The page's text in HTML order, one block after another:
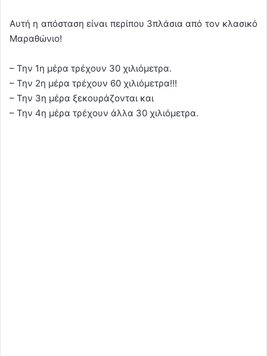
Αυτή η απόσταση είναι περίπου 3πλάσια από τον κλασικό
Μαραθώνιο!
– Την 1η μέρα τρέχουν 30 χιλιόμετρα.
– Την 2η μέρα τρέχουν 60 χιλιόμετρα!!!
– Την 3η μέρα ξεκουράζονται και
– Την 4η μέρα τρέχουν άλλα 30 χιλιόμετρα.